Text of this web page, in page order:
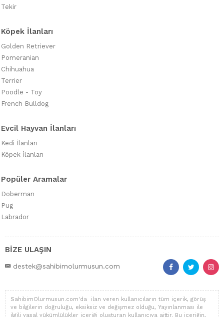
Tekir
Köpek İlanları
Golden Retriever
Pomeranian
Chihuahua
Terrier
Poodle - Toy
French Bulldog
Evcil Hayvan İlanları
Kedi İlanları
Köpek İlanları
Popüler Aramalar
Doberman
Pug
Labrador
BİZE ULAŞIN
destek@sahibimolurmusun.com
SahibimOlurmusun.com'da ilan veren kullanıcıların tüm içerik, görüş
ve bilgilerin doğruluğu, eksiksiz ve değişmez olduğu, Yayınlanması ile
ilgili yasal yükümlülükler içeriği oluşturan kullanıcıya aittir. Bu içeriğin,